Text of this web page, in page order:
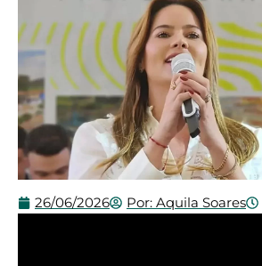
26/06/2026 Por: Aquila Soares